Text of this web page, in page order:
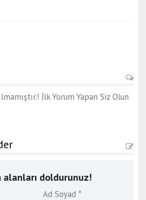
İlk Yorum Yapan Siz Olun
doldurunuz!
Ad Soyad *